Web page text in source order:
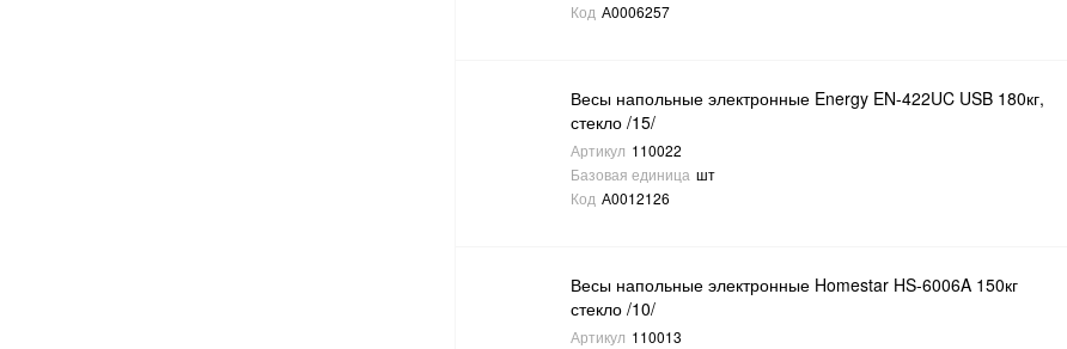
Код А0006257
Весы напольные электронные Energy EN-422UC USB 180кг,
стекло /15/
Артикул 110022
Базовая единица шт
Код А0012126
Весы напольные электронные Homestar HS-6006A 150кг
стекло /10/
Артикул 110013